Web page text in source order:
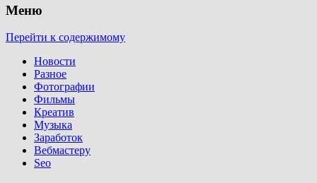
Меню
Перейти к содержимому
Новости
Разное
Фотографии
Фильмы
Креатив
Музыка
Заработок
Вебмастеру
Seo